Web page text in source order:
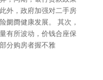
外，政府加强对二手房
阛阓健康发展。 其次，
有所波动，价钱合座保
分购房者握不雅